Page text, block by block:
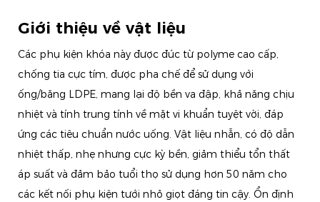
Giới thiệu về vật liệu
Các phụ kiện khóa này được đúc từ polyme cao cấp,
chống tia cực tím, được pha chế để sử dụng với
ống/băng LDPE, mang lại độ bền va đập, khả năng chịu
nhiệt và tính trung tính về mặt vi khuẩn tuyệt vời, đáp
ứng các tiêu chuẩn nước uống. Vật liệu nhẵn, có độ dẫn
nhiệt thấp, nhẹ nhưng cực kỳ bền, giảm thiểu tổn thất
áp suất và đảm bảo tuổi thọ sử dụng hơn 50 năm cho
các kết nối phụ kiện tưới nhỏ giọt đáng tin cậy. Ổn định